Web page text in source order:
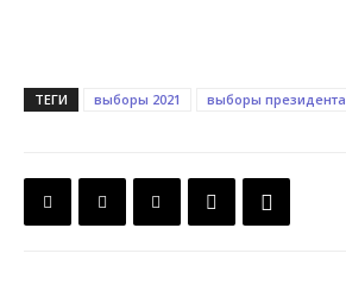
ТЕГИ выборы 2021 выборы президента